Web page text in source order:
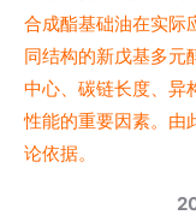
合成酯基础油在实际
同结构的新戊基多元
中心、碳链长度、异
性能的重要因素。由
论依据。